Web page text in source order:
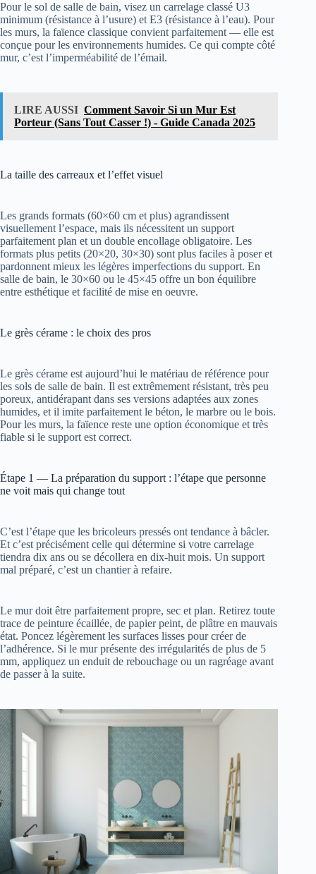
Pour le sol de salle de bain, visez un carrelage classé U3
minimum (résistance à l’usure) et E3 (résistance à l’eau). Pour
les murs, la faïence classique convient parfaitement — elle est
conçue pour les environnements humides. Ce qui compte côté
mur, c’est l’imperméabilité de l’émail.
LIRE AUSSI Comment Savoir Si un Mur Est
Porteur (Sans Tout Casser !) - Guide Canada 2025
La taille des carreaux et l’effet visuel
Les grands formats (60×60 cm et plus) agrandissent
visuellement l’espace, mais ils nécessitent un support
parfaitement plan et un double encollage obligatoire. Les
formats plus petits (20×20, 30×30) sont plus faciles à poser et
pardonnent mieux les légères imperfections du support. En
salle de bain, le 30×60 ou le 45×45 offre un bon équilibre
entre esthétique et facilité de mise en oeuvre.
Le grès cérame : le choix des pros
Le grès cérame est aujourd’hui le matériau de référence pour
les sols de salle de bain. Il est extrêmement résistant, très peu
poreux, antidérapant dans ses versions adaptées aux zones
humides, et il imite parfaitement le béton, le marbre ou le bois.
Pour les murs, la faïence reste une option économique et très
fiable si le support est correct.
Étape 1 — La préparation du support : l’étape que personne
ne voit mais qui change tout
C’est l’étape que les bricoleurs pressés ont tendance à bâcler.
Et c’est précisément celle qui détermine si votre carrelage
tiendra dix ans ou se décollera en dix-huit mois. Un support
mal préparé, c’est un chantier à refaire.
Le mur doit être parfaitement propre, sec et plan. Retirez toute
trace de peinture écaillée, de papier peint, de plâtre en mauvais
état. Poncez légèrement les surfaces lisses pour créer de
l’adhérence. Si le mur présente des irrégularités de plus de 5
mm, appliquez un enduit de rebouchage ou un ragréage avant
de passer à la suite.